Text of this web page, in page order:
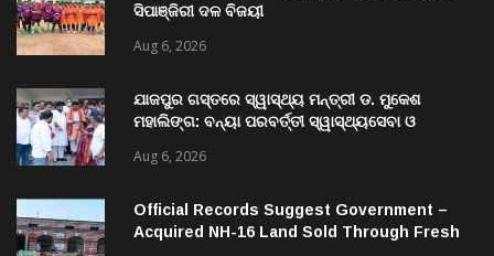
ସିପାଞ୍ଜିରୀ ଦଳ ବିଜୟୀ
Aug 6, 2026
ଯାଜପୁର ଗସ୍ତରେ ସ୍ୱାସ୍ଥ୍ୟ ମନ୍ତ୍ରୀ ଡ. ମୁକେଶ
ମହାଲିଙ୍ଗ: ବନ୍ୟା ପରବର୍ତ୍ତୀ ସ୍ୱାସ୍ଥ୍ୟସେବା ଓ
Aug 6, 2026
Official Records Suggest Government –
Acquired NH-16 Land Sold Through Fresh